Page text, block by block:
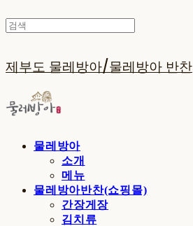
제부도 물레방아/물레방아 반찬
물레방아
소개
메뉴
물레방아반찬(쇼핑몰)
간장게장
김치류